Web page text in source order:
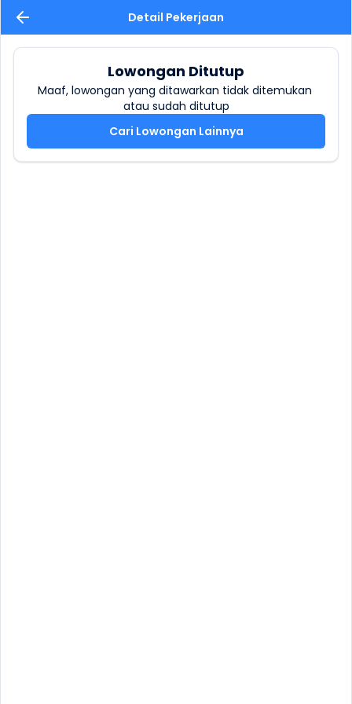
Detail Pekerjaan
Lowongan Ditutup
Maaf, lowongan yang ditawarkan tidak ditemukan
atau sudah ditutup
Cari Lowongan Lainnya